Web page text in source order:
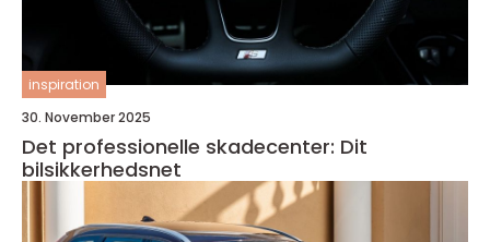
inspiration
30. November 2025
Det professionelle skadecenter: Dit
bilsikkerhedsnet